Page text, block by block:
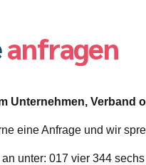
anfragen
Unternehmen, Verband
eine Anfrage und wir
unter: 017 vier 344